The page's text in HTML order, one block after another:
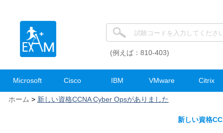
(例えば：810-403)
Microsoft Cisco IBM VMware Citrix
ホーム > 新しい資格CCNA Cyber Opsがありました
新しい資格